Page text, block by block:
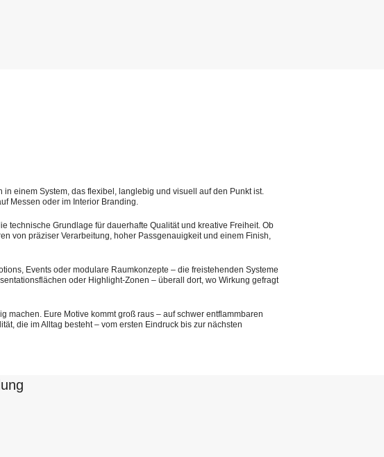
einem System, das flexibel, langlebig und visuell auf den Punkt ist.
Messen oder im Interior Branding.
technische Grundlage für dauerhafte Qualität und kreative Freiheit. Ob
von präziser Verarbeitung, hoher Passgenauigkeit und einem Finish,
Events oder modulare Raumkonzepte – die freistehenden Systeme
oder Highlight-Zonen – überall dort, wo Wirkung gefragt
machen. Eure Motive kommt groß raus – auf schwer entflammbaren
die im Alltag besteht – vom ersten Eindruck bis zur nächsten